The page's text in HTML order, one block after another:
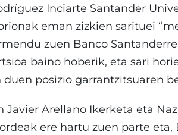
Inciarte Santander
eman zizkien sarituei
zuen Banco
baino hoberik, eta sari
duen posizio garrantzitsuaren
Javier Arellano Ikerketa eta
ere hartu zuen parte